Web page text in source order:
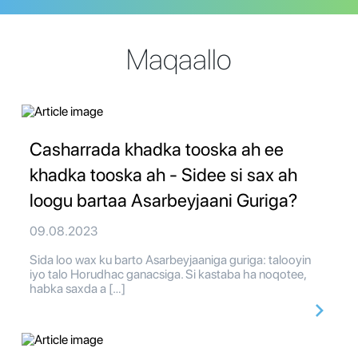
Maqaallo
Casharrada khadka tooska ah ee
khadka tooska ah - Sidee si sax ah
loogu bartaa Asarbeyjaani Guriga?
09.08.2023
Sida loo wax ku barto Asarbeyjaaniga guriga: talooyin
iyo talo Horudhac ganacsiga. Si kastaba ha noqotee,
habka saxda a […]